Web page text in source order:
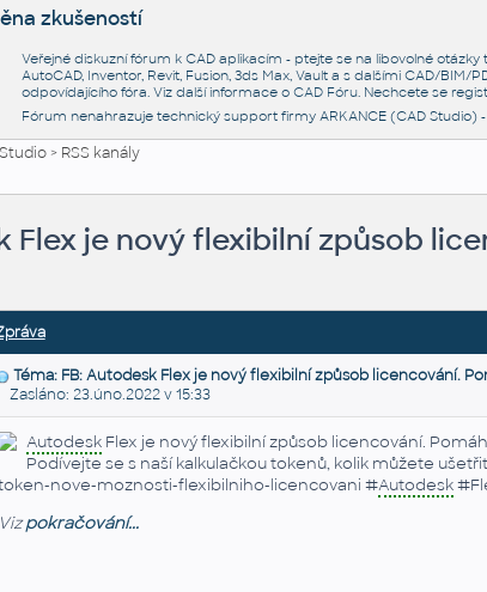
zkušeností
Veřejné diskuzní fórum k CAD aplikacím - ptejte se na libovolné
AutoCAD, Inventor, Revit, Fusion, 3ds Max, Vault a s dalšími CAD/
odpovídajícího fóra. Viz další informace o CAD Fóru. Nechcete se
Fórum nenahrazuje technický support firmy ARKANCE (CAD
> RSS kanály
Flex je nový flexibilní způsob
Téma: FB: Autodesk Flex je nový flexibilní způsob licencování.
Zasláno: 23.úno.2022 v 15:33
AutodeskFlex je nový flexibilní způsob licencování.
Podívejte se s naší kalkulačkou tokenů, kolik můžete
nove-moznosti-flexibilniho-licencovani #Autodesk
Vizpokračování...